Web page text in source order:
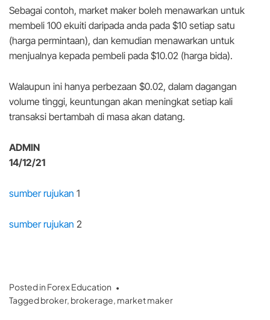
Sebagai contoh, market maker boleh menawarkan untuk
membeli 100 ekuiti daripada anda pada $10 setiap satu
(harga permintaan), dan kemudian menawarkan untuk
menjualnya kepada pembeli pada $10.02 (harga bida).
Walaupun ini hanya perbezaan $0.02, dalam dagangan
volume tinggi, keuntungan akan meningkat setiap kali
transaksi bertambah di masa akan datang.
ADMIN
14/12/21
sumber rujukan 1
sumber rujukan 2
Posted in Forex Education
Taggedbroker, brokerage, market maker